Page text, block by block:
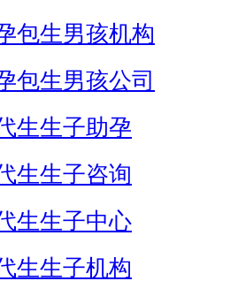
包生男孩机构
包生男孩公司
生生子助孕
生生子咨询
生生子中心
生生子机构